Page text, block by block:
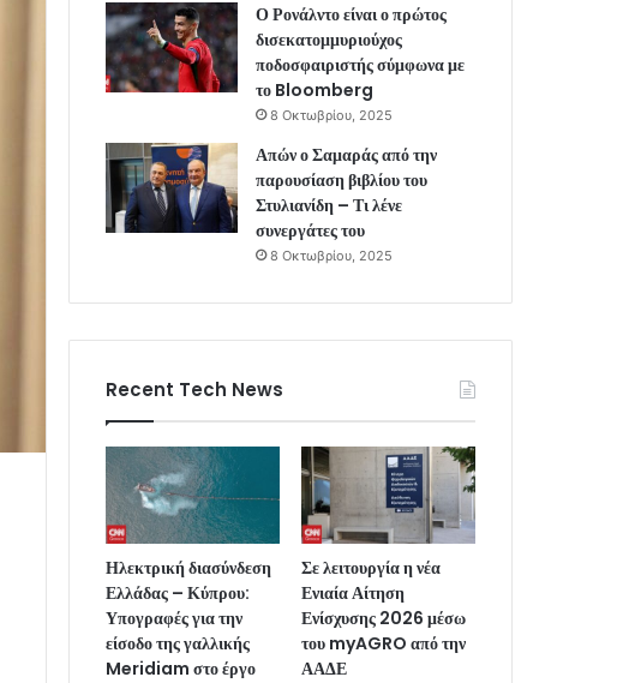
Ο Ρονάλντο είναι ο πρώτος
δισεκατομμυριούχος
ποδοσφαιριστής σύμφωνα με
το Bloomberg
8 Οκτωβρίου, 2025
Απών ο Σαμαράς από την
παρουσίαση βιβλίου του
Στυλιανίδη – Τι λένε
συνεργάτες του
8 Οκτωβρίου, 2025
Recent Tech News
Ηλεκτρική διασύνδεση
Ελλάδας – Κύπρου:
Υπογραφές για την
είσοδο της γαλλικής
Meridiam στο έργο
Σε λειτουργία η νέα
Ενιαία Αίτηση
Ενίσχυσης 2026 μέσω
του myAGRO από την
ΑΑΔΕ